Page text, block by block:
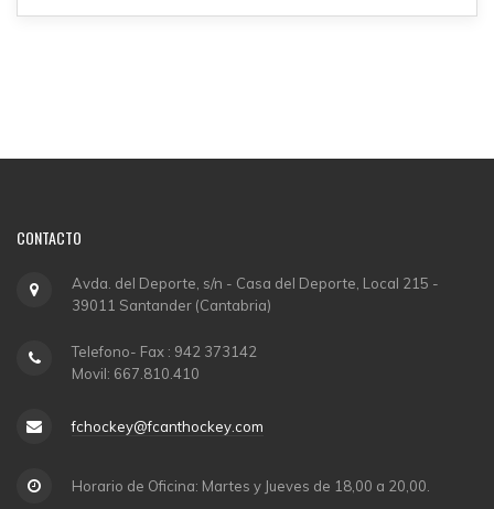
CONTACTO
Avda. del Deporte, s/n - Casa del Deporte, Local 215 -
39011 Santander (Cantabria)
Telefono- Fax : 942 373142
Movil: 667.810.410
fchockey@fcanthockey.com
Horario de Oficina: Martes y Jueves de 18,00 a 20,00.